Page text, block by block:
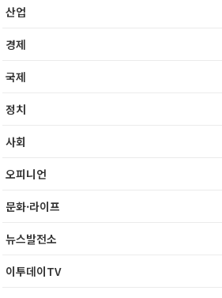
산업
경제
국제
정치
사회
오피니언
문화·라이프
뉴스발전소
이투데이TV